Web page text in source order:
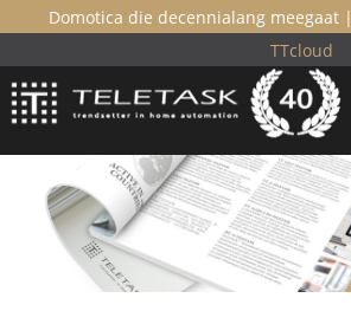
Domotica die decennialang meegaat |
TTcloud